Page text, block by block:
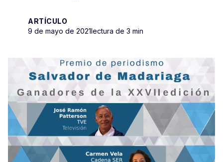
ARTÍCULO
9 de mayo de 2021lectura de 3 min